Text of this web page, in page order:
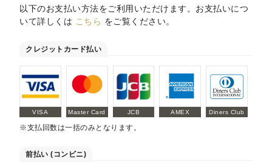
以下のお支払い方法をご利用いただけます。お支払いにつ
いて詳しくは こちら をご覧ください。
クレジットカード払い
VISA Master Card JCB AMEX Diners Club
※支払回数は一括のみとなります。
前払い (コンビニ)